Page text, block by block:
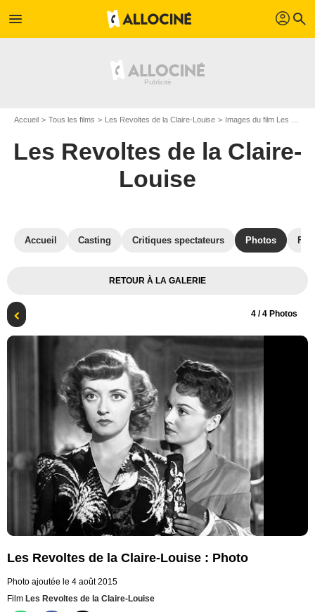
menu profil search
Accueil Tous les films Les Revoltes de la Claire-Louise Images du film Les Revoltes de la Claire-Louise
Les Revoltes de la Claire-
Louise
Accueil Casting Critiques spectateurs Photos
RETOUR À LA GALERIE
4 / 4 Photos
Les Revoltes de la Claire-Louise : Photo
Photo ajoutée le 4 août 2015
Film Les Revoltes de la Claire-Louise